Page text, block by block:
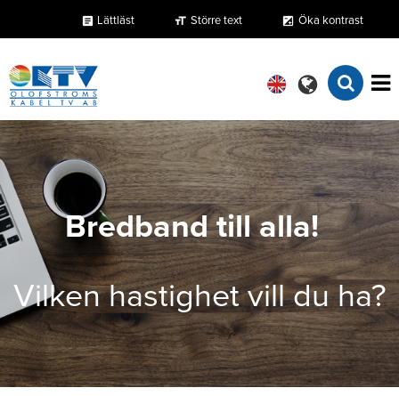
article Lättläst format_size Större text exposure Öka kontrast
Bredband till alla!
Vilken hastighet vill du ha?